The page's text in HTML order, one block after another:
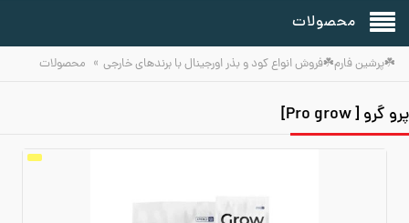
محصولات
☘️پرشین فارم☘️فروش انواع کود و بذر اورجینال با برندهای خارجی » محصولات
پرو گرو [ Pro grow]